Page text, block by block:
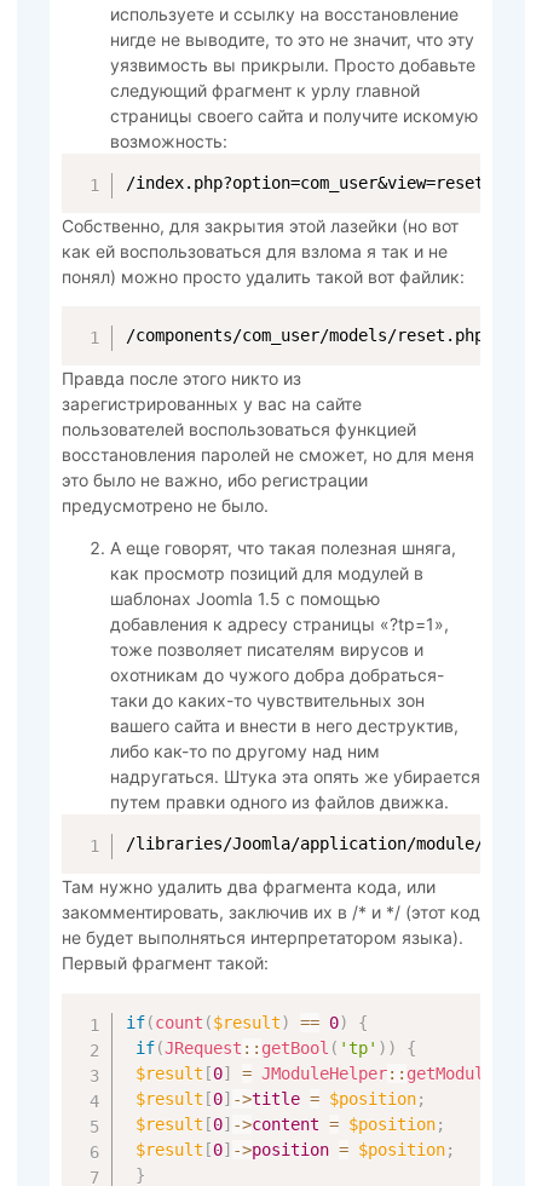
используете и ссылку на восстановление
нигде не выводите, то это не значит, что эту
уязвимость вы прикрыли. Просто добавьте
следующий фрагмент к урлу главной
страницы своего сайта и получите искомую
возможность:
/index.php?option=com_user&view=reset
Собственно, для закрытия этой лазейки (но вот
как ей воспользоваться для взлома я так и не
понял) можно просто удалить такой вот файлик:
/components/com_user/models/reset.php
Правда после этого никто из
зарегистрированных у вас на сайте
пользователей воспользоваться функцией
восстановления паролей не сможет, но для меня
это было не важно, ибо регистрации
предусмотрено не было.
А еще говорят, что такая полезная шняга,
как просмотр позиций для модулей в
шаблонах Joomla 1.5 с помощью
добавления к адресу страницы «?tp=1»,
тоже позволяет писателям вирусов и
охотникам до чужого добра добраться-
таки до каких-то чувствительных зон
вашего сайта и внести в него деструктив,
либо как-то по другому над ним
надругаться. Штука эта опять же убирается
путем правки одного из файлов движка.
/libraries/Joomla/application/module/
Там нужно удалить два фрагмента кода, или
закомментировать, заключив их в /* и */ (этот код
не будет выполняться интерпретатором языка).
Первый фрагмент такой:
if(count ($result) == 0)
{
if(JRequest :: getBool ( 'tp' ) )
{
$result [0] = JModuleHelper:: getModule
$result [0] ->title = $position;
$result [0] ->content = $position;
$result [0] ->position = $position;
}